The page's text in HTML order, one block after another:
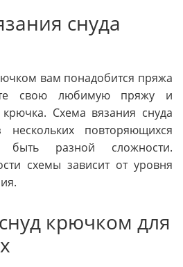
снуда
вам понадобится пряжа
свою любимую пряжу и
Схема вязания снуда
повторяющихся
разной сложности.
схемы зависит от уровня
крючком для